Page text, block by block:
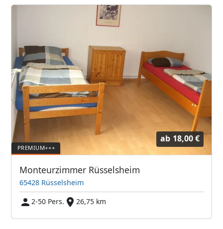
ab 18,00 €
Monteurzimmer Rüsselsheim
65428 Rüsselsheim
2-50 Pers.
26,75 km